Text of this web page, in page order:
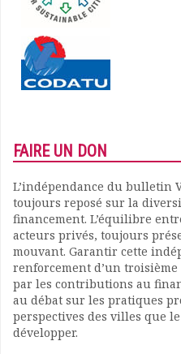
FAIRE UN DON
L’indépendance du bulletin
toujours reposé sur la
financement. L’équilibre
acteurs privés, toujours
mouvant. Garantir cette
renforcement d’un
par les contributions au
au débat sur les pratiques
perspectives des villes que
développer.